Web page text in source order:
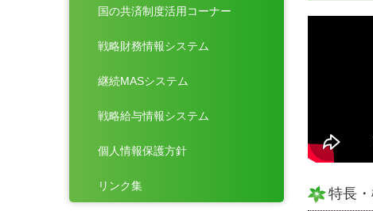
国の共済制度活用コーナー
戦略財務情報システム
継続MASシステム
戦略給与情報システム
個人情報保護方針
リンク集 特長